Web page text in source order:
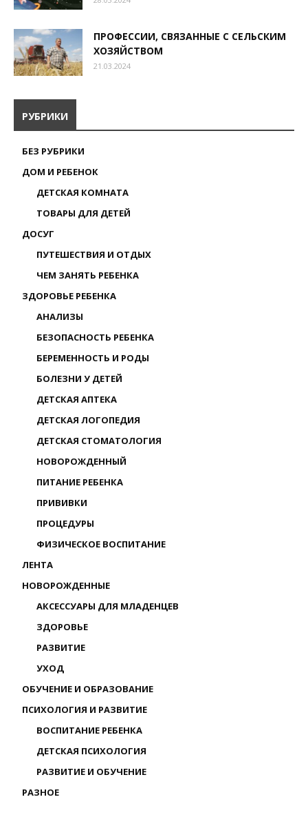
ПРОФЕССИИ, СВЯЗАННЫЕ С СЕЛЬСКИМ
ХОЗЯЙСТВОМ
21.03.2024
РУБРИКИ
БЕЗ РУБРИКИ
ДОМ И РЕБЕНОК
ДЕТСКАЯ КОМНАТА
ТОВАРЫ ДЛЯ ДЕТЕЙ
ДОСУГ
ПУТЕШЕСТВИЯ И ОТДЫХ
ЧЕМ ЗАНЯТЬ РЕБЕНКА
ЗДОРОВЬЕ РЕБЕНКА
АНАЛИЗЫ
БЕЗОПАСНОСТЬ РЕБЕНКА
БЕРЕМЕННОСТЬ И РОДЫ
БОЛЕЗНИ У ДЕТЕЙ
ДЕТСКАЯ АПТЕКА
ДЕТСКАЯ ЛОГОПЕДИЯ
ДЕТСКАЯ СТОМАТОЛОГИЯ
НОВОРОЖДЕННЫЙ
ПИТАНИЕ РЕБЕНКА
ПРИВИВКИ
ПРОЦЕДУРЫ
ФИЗИЧЕСКОЕ ВОСПИТАНИЕ
ЛЕНТА
НОВОРОЖДЕННЫЕ
АКСЕССУАРЫ ДЛЯ МЛАДЕНЦЕВ
ЗДОРОВЬЕ
РАЗВИТИЕ
УХОД
ОБУЧЕНИЕ И ОБРАЗОВАНИЕ
ПСИХОЛОГИЯ И РАЗВИТИЕ
ВОСПИТАНИЕ РЕБЕНКА
ДЕТСКАЯ ПСИХОЛОГИЯ
РАЗВИТИЕ И ОБУЧЕНИЕ
РАЗНОЕ